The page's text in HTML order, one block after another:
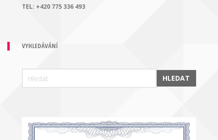
TEL: +420 775 336 493
VYHLEDÁVÁNÍ
HLEDAT